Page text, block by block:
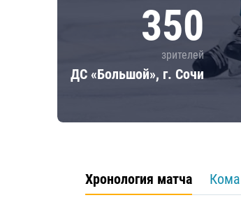
350
зрителей
ДС «Большой», г. Сочи
Хронология матча